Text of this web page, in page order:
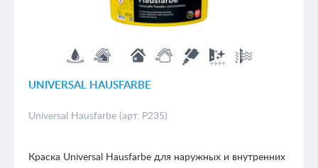
UNIVERSAL HAUSFARBE
Universal Hausfarbe (арт. P235)
Краска Universal Hausfarbe для наружных и внутренних